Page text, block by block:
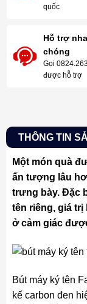
quốc
Hỗ trợ
chóng
Gọi
được hỗ trợ
THÔNG TIN
Một món quà
ấn tượng lâu
trưng bày. Đặc
tên riêng, giá
ở cảm giác
Bút máy ký tên
kế carbon đen